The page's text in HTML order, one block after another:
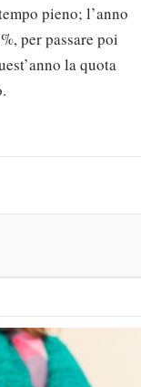
pieno; l’anno
per passare poi
la quota